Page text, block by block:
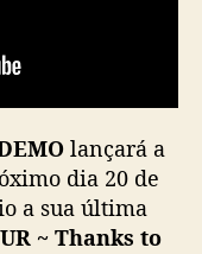
lançará a
dia 20 de
a sua última
~ Thanks to